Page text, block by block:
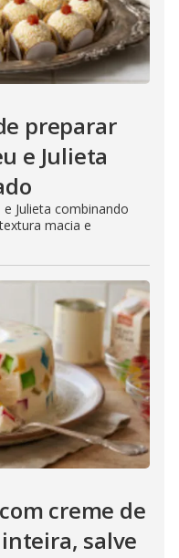
preparar
e Julieta
Julieta combinando
macia e
creme de
salve